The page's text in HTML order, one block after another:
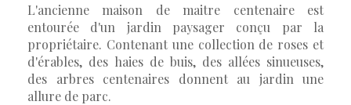
L'ancienne maison de maitre centenaire est
entourée d'un jardin paysager conçu par la
propriétaire. Contenant une collection de roses et
d'érables, des haies de buis, des allées sinueuses,
des arbres centenaires donnent au jardin une
allure de parc.